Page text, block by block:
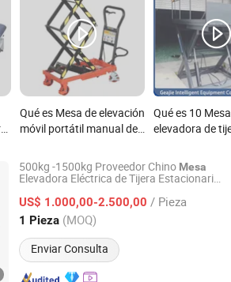
Qué es Mesa de elevación
móvil portátil manual de
Hcart 500kg 800kg
1000kg Carro de
tijera para manejo de
materiales
Qué es 10 Mesa
elevadora de
resistencia
de carga
500kg -1500kg Proveedor Chino Mesa
Elevadora Eléctrica de Tijera Estacionaria
Elevador Hidráulico de Tijera a Nivel Cero
Mesa de Elevación Fija
US$ 1.000,00-2.500,00 / Pieza
1 Pieza (MOQ)
Enviar Consulta
Export Co., Ltd.
Desde 2021